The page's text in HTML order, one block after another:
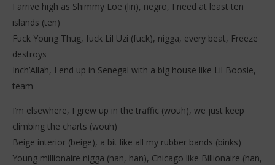
I arrive high as Shimmy Loe (lin), negro, I need at least ten
islands (ten)
Fuck Young Thug, fuck Lil Uzi (fuck), nigga, every beat, Freeze
destroys
Inch’Allah, I end up in Senegal with a big house like Lil Boosie,
team
I’m elsewhere, I grew up in the traffic (wouh), we just keep
climbing the charts (wouh)
Beige interior (beige), a bit like all my rubber bands (binks)
Young millionaire nigga (han, han), Chicago like Billionaire (han,